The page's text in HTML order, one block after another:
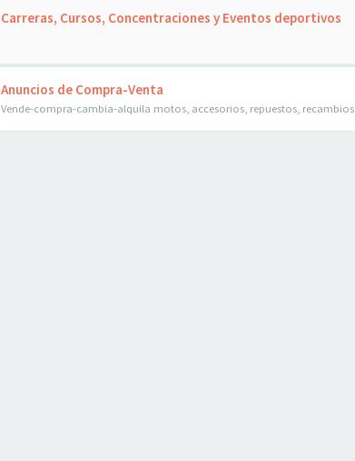
Carreras, Cursos, Concentraciones y Eventos deportivos
Anuncios de Compra-Venta
Vende-compra-cambia-alquila motos, accesorios, repuestos, recambios